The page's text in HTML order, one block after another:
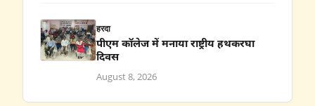
हरदा
पीएम कॉलेज में मनाया राष्ट्रीय हथकरघा
दिवस
August 8, 2026